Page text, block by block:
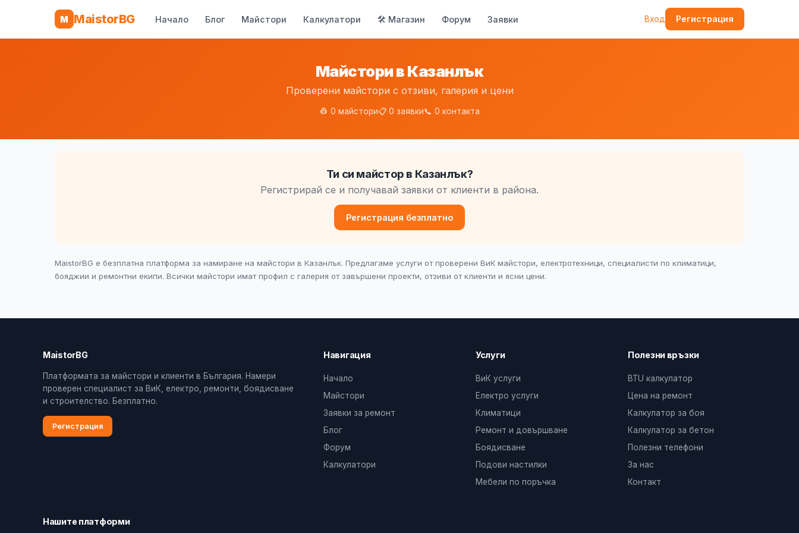
M MaistorBG Начало Блог Майстори Калкулатори 🛠 Магазин Форум Заявки Вход Регистрация
Майстори в Казанлък
Проверени майстори с отзиви, галерия и цени
👷 0 майстори📋 0 заявки📞 0 контакта
Ти си майстор в Казанлък?
Регистрирай се и получавай заявки от клиенти в района.
Регистрация безплатно
MaistorBG е безплатна платформа за намиране на майстори в Казанлък. Предлагаме услуги от проверени ВиК майстори, електротехници, специалисти по климатици,
бояджии и ремонтни екипи. Всички майстори имат профил с галерия от завършени проекти, отзиви от клиенти и ясни цени.
MaistorBG
Платформата за майстори и клиенти в България. Намери
проверен специалист за ВиК, електро, ремонти, боядисване
и строителство. Безплатно.
Регистрация
Навигация
Начало
Майстори
Заявки за ремонт
Блог
Форум
Калкулатори
Услуги
ВиК услуги
Електро услуги
Климатици
Ремонт и довършване
Боядисване
Подови настилки
Мебели по поръчка
Полезни връзки
BTU калкулатор
Цена на ремонт
Калкулатор за боя
Калкулатор за бетон
Полезни телефони
За нас
Контакт
Нашите платформи